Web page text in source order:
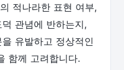
적나라한 표현 여부,
관념에 반하는지,
유발하고 정상적인
함께 고려합니다.